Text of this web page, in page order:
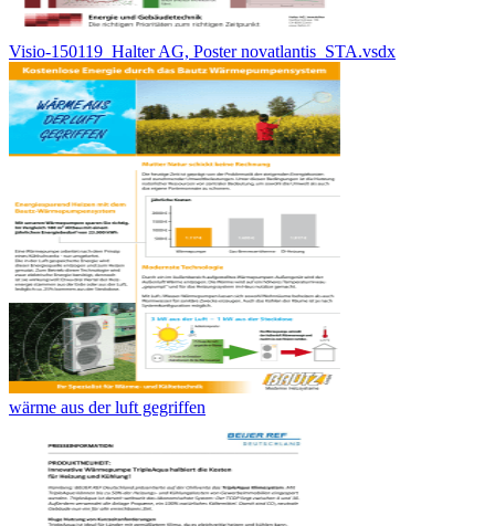
Visio-150119_Halter AG, Poster novatlantis_STA.vsdx
wärme aus der luft gegriffen